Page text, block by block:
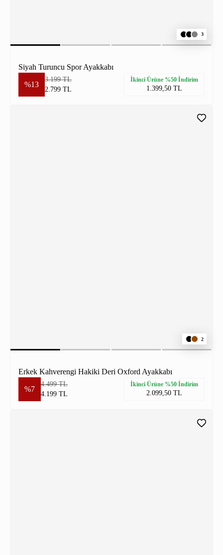
3
Siyah Turuncu Spor Ayakkabı
%13
3.199 TL
2.799 TL
İkinci Ürüne %50 İndirim
1.399,50 TL
2
Erkek Kahverengi Hakiki Deri Oxford Ayakkabı
%7
4.499 TL
4.199 TL
İkinci Ürüne %50 İndirim
2.099,50 TL